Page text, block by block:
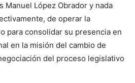
Manuel López Obrador y nada
de operar la
para consolidar su presencia en
en la misión del cambio de
del proceso legislativo